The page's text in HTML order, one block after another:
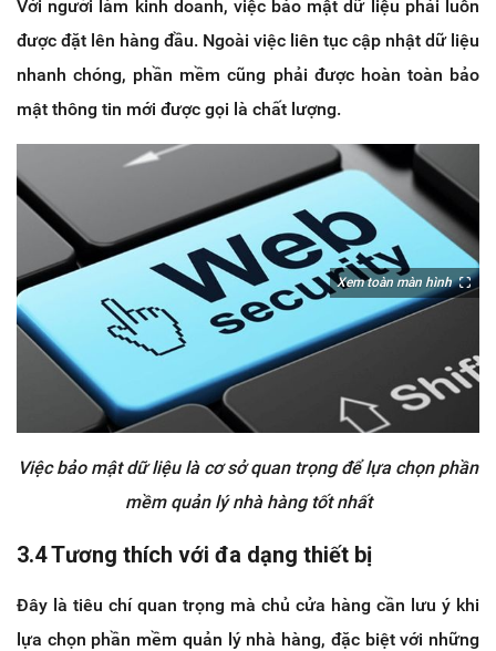
Với người làm kinh doanh, việc bảo mật dữ liệu phải luôn
được đặt lên hàng đầu. Ngoài việc liên tục cập nhật dữ liệu
nhanh chóng, phần mềm cũng phải được hoàn toàn bảo
mật thông tin mới được gọi là chất lượng.
Xem toàn màn hình
Việc bảo mật dữ liệu là cơ sở quan trọng để lựa chọn phần
mềm quản lý nhà hàng tốt nhất
3.4 Tương thích với đa dạng thiết bị
Đây là tiêu chí quan trọng mà chủ cửa hàng cần lưu ý khi
lựa chọn phần mềm quản lý nhà hàng, đặc biệt với những